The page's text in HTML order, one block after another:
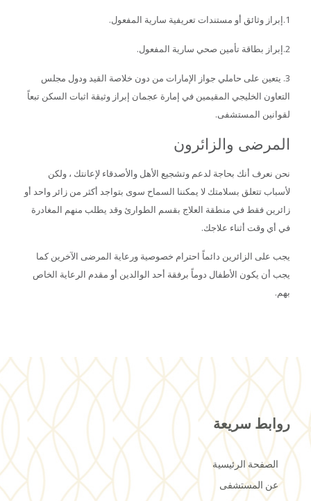
1.إبراز وثائق أو مستندات تعريفية سارية المفعول.
2.إبراز بطاقة تأمين صحي سارية المفعول.
3. يتعين على حاملي جواز الإمارات من دون خلاصة القيد ودول مجلس
التعاون الخليجي المقيمين في إمارة عجمان إبراز وثيقة اثبات السكن تبعاً
لقوانين المستشفى.
المرضى والزائرون
نحن نعرف أنك بحاجة لدعم وتشجيع الأهل والأصدقاء لإعانتك ، ولكن
لأسباب تتعلق بسلامتك لا يمكننا السماح سوى بتواجد أكثر من زائر واحد أو
زائرين فقط في منطقة العلاج بقسم الطوارئ وقد يطلب منهم المغادرة
في أي وقت أثناء علاجك.
يجب على الزائرين دائماً احترام خصوصية ورعاية المرضى الآخرين كما
يجب أن يكون الأطفال دوماً برفقة أحد الوالدين أو مقدم الرعاية الخاص
بهم.
روابط سريعة
الصفحة الرئيسية
عن المستشفى